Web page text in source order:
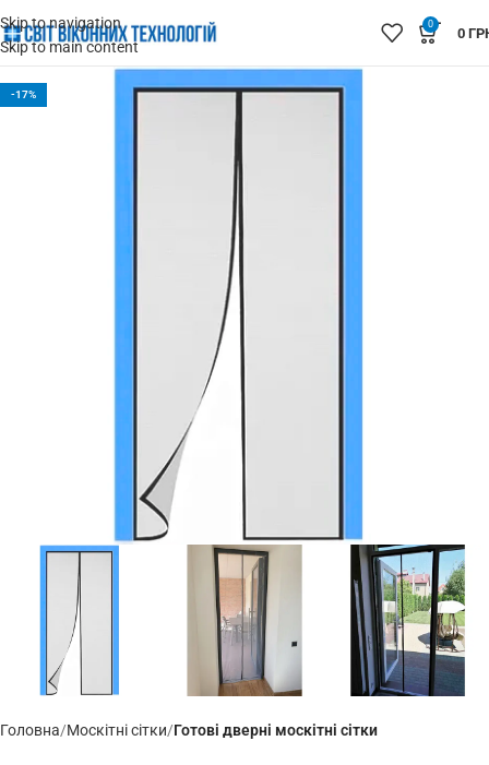
Skip to navigation
Skip to main content
0
0
-17%
Головна Москітні сітки Готові дверні москітні сітки